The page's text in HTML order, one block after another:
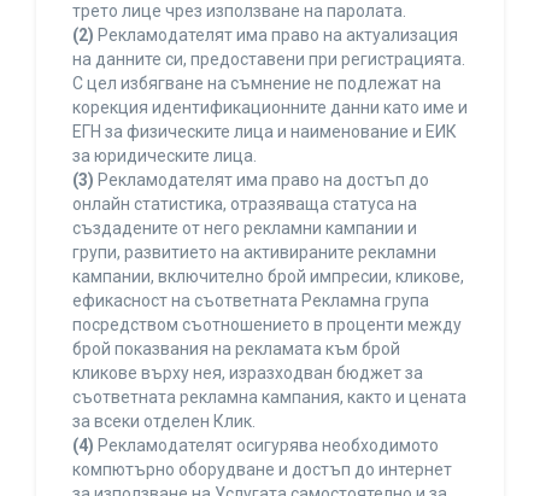
трето лице чрез използване на паролата.
(2) Рекламодателят има право на актуализация
на данните си, предоставени при регистрацията.
С цел избягване на съмнение не подлежат на
корекция идентификационните данни като име и
ЕГН за физическите лица и наименование и ЕИК
за юридическите лица.
(3) Рекламодателят има право на достъп до
онлайн статистика, отразяваща статуса на
създадените от него рекламни кампании и
групи, развитието на активираните рекламни
кампании, включително брой импресии, кликове,
ефикасност на съответната Рекламна група
посредством съотношението в проценти между
брой показвания на рекламата към брой
кликове върху нея, изразходван бюджет за
съответната рекламна кампания, както и цената
за всеки отделен Клик.
(4) Рекламодателят осигурява необходимото
компютърно оборудване и достъп до интернет